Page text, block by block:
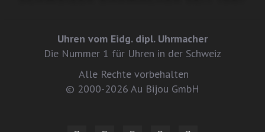
Uhren vom Eidg. dipl. Uhrmacher
Die Nummer 1 für Uhren in der Schweiz
Alle Rechte vorbehalten
© 2000-2026 Au Bijou GmbH